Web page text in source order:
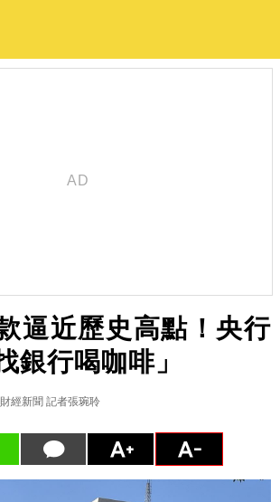
逼近歷史高點！央行
銀行喝咖啡」
經新聞 記者張琬聆